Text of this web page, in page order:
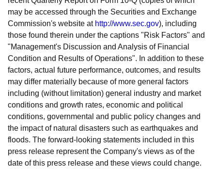
may be accessed through the Securities and Exchange
Commission's website at http://www.sec.gov), including
those found therein under the captions "Risk Factors" and
"Management's Discussion and Analysis of Financial
Condition and Results of Operations". In addition to these
factors, actual future performance, outcomes, and results
may differ materially because of more general factors
including (without limitation) general industry and market
conditions and growth rates, economic and political
conditions, governmental and public policy changes and
the impact of natural disasters such as earthquakes and
floods. The forward-looking statements included in this
press release represent the Company's views as of the
date of this press release and these views could change.